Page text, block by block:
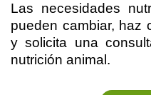
Las necesidades
pueden cambiar, haz
y solicita una
nutrición animal.